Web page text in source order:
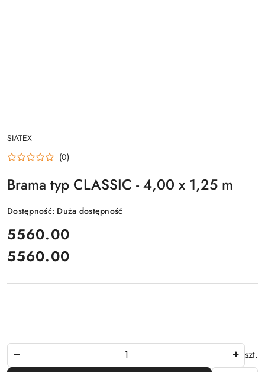
NAZWA
PRODUCENTA:
SIATEX
(0)
Brama typ CLASSIC - 4,00 x 1,25 m
Dostępność: Duża dostępność
cena:
5560.00
Cena:
5560.00
szt.